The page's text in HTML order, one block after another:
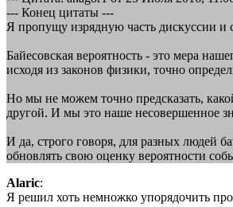
--- Конец цитаты ---
Я пропущу изрядную часть дискуссии и
Байесовская вероятность - это мера
исходя из законов физики, точно
Но мы не можем точно предсказать,
другой. И мы это наше несовершенное
И да, строго говоря, для разных людей
обновлять свою оценку вероятности
Alaric:
Я решил хоть немножко упорядочить